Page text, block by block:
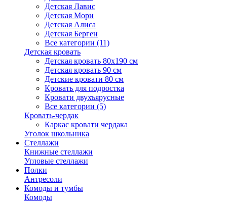
Детская Лавис
Детская Мори
Детская Алиса
Детская Берген
Все категории (11)
Детская кровать
Детская кровать 80х190 см
Детская кровать 90 см
Детские кровати 80 см
Кровать для подростка
Кровати двухъярусные
Все категории (5)
Кровать-чердак
Каркас кровати чердака
Уголок школьника
Стеллажи
Книжные стеллажи
Угловые стеллажи
Полки
Антресоли
Комоды и тумбы
Комоды